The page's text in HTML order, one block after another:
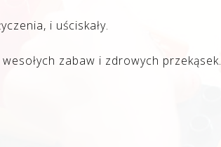
i uściskały.
zabaw i zdrowych przekąsek.